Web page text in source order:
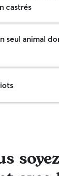
castrés
seul animal